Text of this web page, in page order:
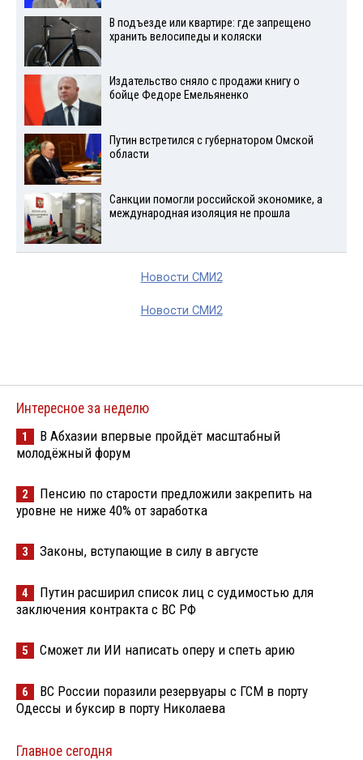
В подъезде или квартире: где запрещено
хранить велосипеды и коляски
Издательство сняло с продажи книгу о
бойце Федоре Емельяненко
Путин встретился с губернатором Омской
области
Санкции помогли российской экономике, а
международная изоляция не прошла
Новости СМИ2
Новости СМИ2
Интересное за неделю
1
В Абхазии впервые пройдёт масштабный
молодёжный форум
2
Пенсию по старости предложили закрепить на
уровне не ниже 40% от заработка
3 Законы, вступающие в силу в августе
4
Путин расширил список лиц с судимостью для
заключения контракта с ВС РФ
5 Сможет ли ИИ написать оперу и спеть арию
6
ВС России поразили резервуары с ГСМ в порту
Одессы и буксир в порту Николаева
Главное сегодня